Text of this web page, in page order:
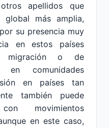
apellidos que
global más amplia,
su presencia muy
en estos países
migración o de
en comunidades
en países tan
también puede
movimientos
en este caso,